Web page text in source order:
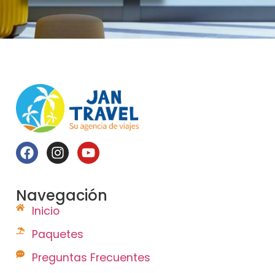
Navegación
Inicio
Paquetes
Preguntas Frecuentes